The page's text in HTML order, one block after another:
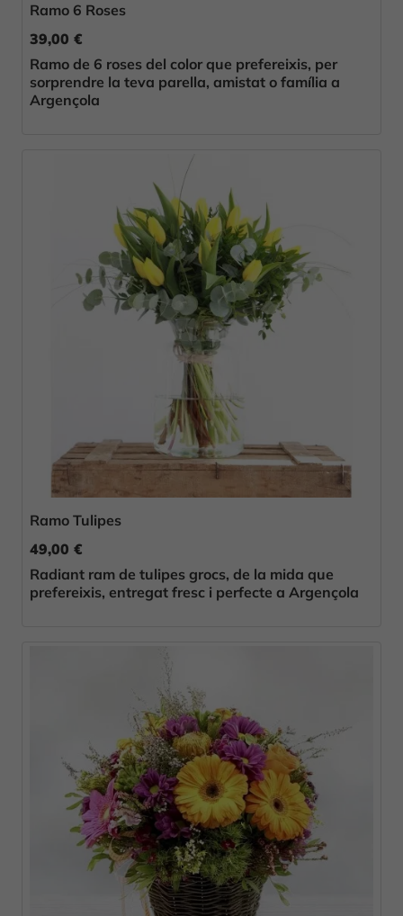
Ramo 6 Roses
39,00 €
Ramo de 6 roses del color que prefereixis, per
sorprendre la teva parella, amistat o família a
Argençola
Ramo Tulipes
49,00 €
Radiant ram de tulipes grocs, de la mida que
prefereixis, entregat fresc i perfecte a Argençola